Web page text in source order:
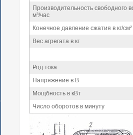
Производительность свободного
м³/час
Конечное давление сжатия в кг/см²
Вес агрегата в кг
Род тока
Напряжение в В
Мощбность в кВт
Число оборотов в минуту